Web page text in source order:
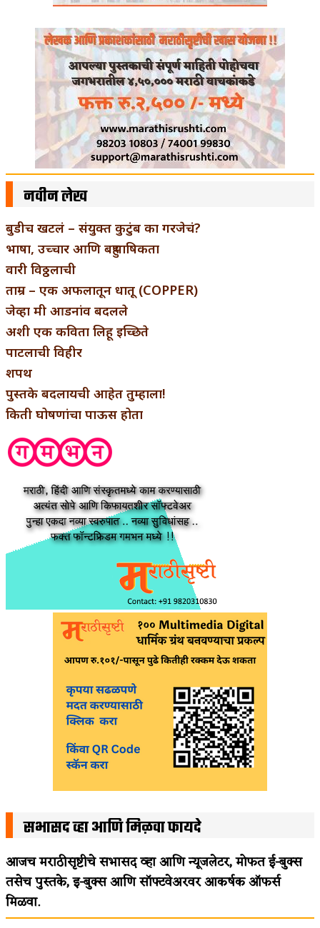
नवीन लेख
बुडीच खटलं – संयुक्त कुटुंब का गरजेचं?
भाषा, उच्चार आणि बहुभाषिकता
वारी विठ्ठलाची
ताम्र – एक अफलातून धातू (COPPER)
जेव्हा मी आडनांव बदलले
अशी एक कविता लिहू इच्छिते
पाटलाची विहीर
शपथ
पुस्तके बदलायची आहेत तुम्हाला!
किती घोषणांचा पाऊस होता
सभासद व्हा आणि मिळवा फायदे
आजच मराठीसृष्टीचे सभासद व्हा आणि न्यूजलेटर, मोफत ई-बुक्स
तसेच पुस्तके, इ-बुक्स आणि सॉफ्टवेअरवर आकर्षक ऑफर्स
मिळवा.